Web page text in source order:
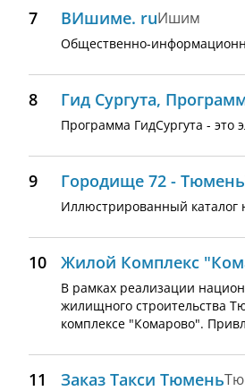
7 ВИшиме. ruИшим
Общественно-
8 Гид Сургута,
Программа ГидСургута - это
9 Городище 72 - Тюмень
Иллюстрированный
10 Жилой Комплекс
В рамках реализации
жилищного строительства
комплексе "Комарово".
11 Заказ Такси Тюмень